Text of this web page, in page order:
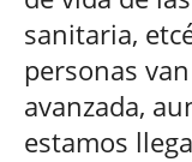
sanitaria,
personas
avanzada,
estamos